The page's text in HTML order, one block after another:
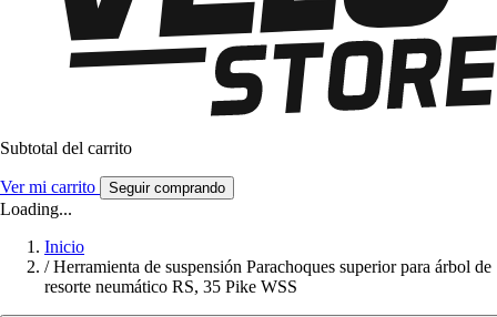
Subtotal del carrito
Ver mi carrito Seguir comprando
Loading...
Inicio
/ Herramienta de suspensión Parachoques superior para árbol de
resorte neumático RS, 35 Pike WSS